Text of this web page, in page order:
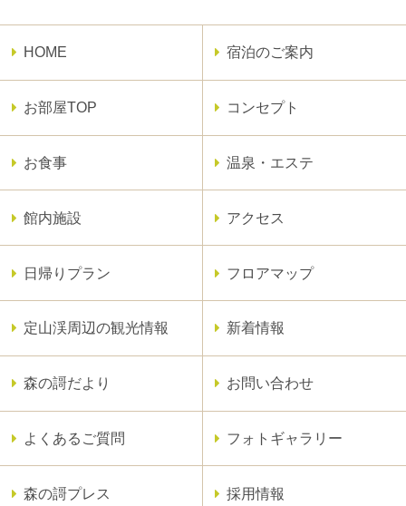
HOME 宿泊のご案内
お部屋TOP コンセプト
お食事 温泉・エステ
館内施設 アクセス
日帰りプラン フロアマップ
定山渓周辺の観光情報 新着情報
森の謌だより お問い合わせ
よくあるご質問 フォトギャラリー
森の謌プレス 採用情報